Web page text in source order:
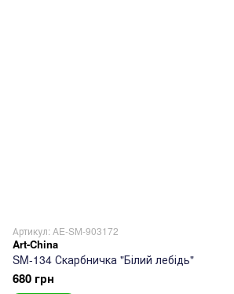
Артикул: AE-SM-903172
Art-China
SM-134 Скарбничка "Білий лебідь"
680 грн